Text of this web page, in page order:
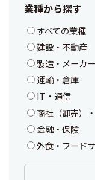
業種から探す
すべての業種
建設・不動産
製造・メーカー
運輸・倉庫
IT・通信
商社（卸売）
金融・保険
外食・フード